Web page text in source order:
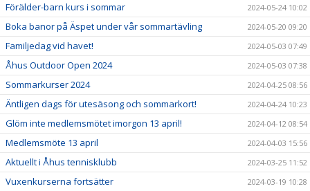
Förälder-barn kurs i sommar 2024-05-24 10:02
Boka banor på Äspet under vår sommartävling 2024-05-20 09:20
Familjedag vid havet! 2024-05-03 07:49
Åhus Outdoor Open 2024 2024-05-03 07:38
Sommarkurser 2024 2024-04-25 08:56
Äntligen dags för utesäsong och sommarkort! 2024-04-24 10:23
Glöm inte medlemsmötet imorgon 13 april! 2024-04-12 08:54
Medlemsmöte 13 april 2024-04-03 15:56
Aktuellt i Åhus tennisklubb 2024-03-25 11:52
Vuxenkurserna fortsätter 2024-03-19 10:28